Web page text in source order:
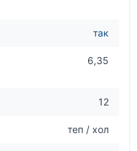
так
6,35
12
теп / хол